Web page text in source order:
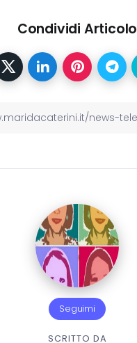
Condividi Articolo
Seguimi
SCRITTO DA